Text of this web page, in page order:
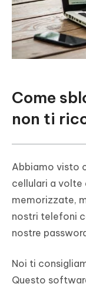
Come
non ti
Abbiamo visto
cellulari a volte
memorizzate,
nostri telefoni
nostre
Noi ti
Questo